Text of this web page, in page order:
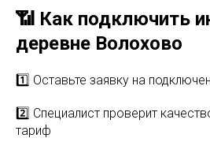
📶 Как подключить
деревне Волохово
1️⃣ Оставьте заявку на
2️⃣ Специалист проверит
тариф